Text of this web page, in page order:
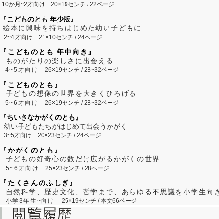
10か月~2才向け 20×19センチ / 22ページ
『こどものとも 年少版』
絵本に興味を持ちはじめた幼い子どもに
2~4才向け 21×10センチ / 24ページ
『こどものとも 年中向き』
ものがたりの楽しさに出会える
4~5才向け26×19センチ / 28~32ページ
『こどものとも』
子どもの想像の世界を大きくひろげる
5~6才向け26×19センチ / 28~32ページ
『ちいさなかがくのとも』
幼い子どもたちがはじめて出会うかがく
3~5才向け 20×23センチ / 24ページ
『かがくのとも』
子どもの好奇心の数だけ広がるかがくの世界
5~6才向け25×23センチ / 28ページ
『たくさんのふしぎ』
自然科学、歴史文化、哲学まで、あらゆる不思議を小学生向
小学3年生~向け 25×19センチ / 本文66ページ
閲覧履歴